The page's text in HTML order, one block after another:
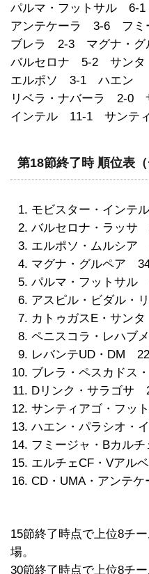
パルマ・フットサル 6-
アンテケーラ 3-6 フミ
ブレラ 2-3 マグナ・グ
バルセロナ 5-2 サンタ
エルポソ 3-1 ハエン
リベラ・ナバーラ 2-0
インテル 11-1 サンテ
第18節終了時 順位表（
モビスター・インテ
バルセロナ・ラッサ
エルポソ・ムルシア
マグナ・グルペア
パルマ・フットサル
アスピル・ビダル・
カトゥガスE・サン
ペニスコラ・レハブ
レバンテUD・DM 22
ブレラ・ペスカドス
Dリンク・サラゴサ
サンティアゴ・フッ
ハエン・パラシオ・
フミージャ・Bカル
エルチェCF・Vアル
CD・UMA・アンテ
15節終了時点で上位8チ
場。
30節終了時点で上位8チ